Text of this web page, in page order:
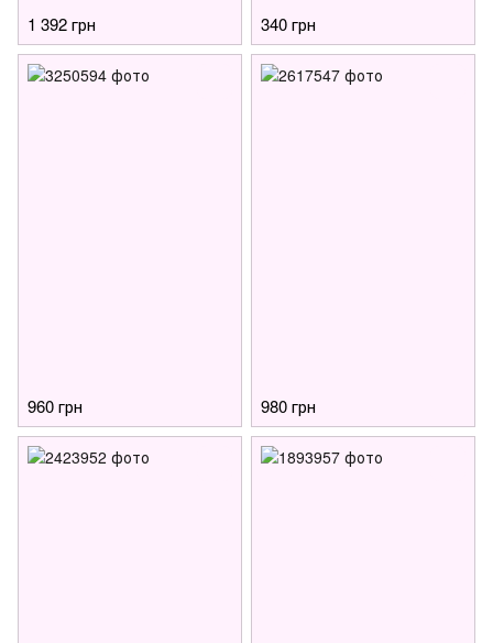
1 392 грн 340 грн
960 грн 980 грн